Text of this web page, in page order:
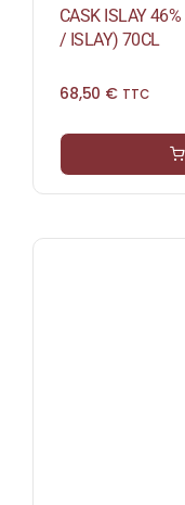
CASK ISLAY
/ ISLAY) 70CL
68,50 € TTC